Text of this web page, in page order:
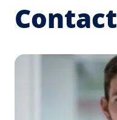
Contact